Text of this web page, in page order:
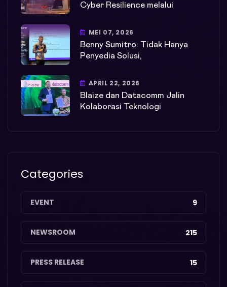
Cyber Resilience melalui
MEI 07, 2026
Benny Sumitro: Tidak Hanya
Penyedia Solusi,
APRIL 22, 2026
Blaize dan Datacomm Jalin
Kolaborasi Teknologi
Categories
EVENT 9
NEWSROOM 215
PRESS RELEASE 15